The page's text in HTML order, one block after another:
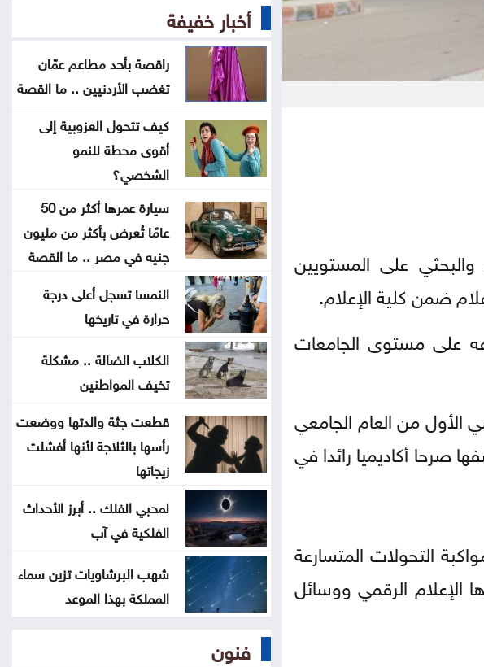
على المستويين
ضمن كلية الإعلام.
على مستوى الجامعات
الأول من العام الجامعي
صرحا أكاديميا رائدا في
التحولات المتسارعة
الإعلام الرقمي ووسائل
تراجع حركة الملاحة عبر مضيق هرمز
تايلاند .. مقتل وإصابة أكثر من 22
شخصاً بحادث إطلاق نار داخل مدرسة
التعاون الخليجي يقف بصف
السعودية في مواجهة اعتداءات الحوثيين
اختتام فعاليات الأسبوع السادس من
معسكرات الحسين للعمل والبناء
الذهب يتجه نحو أكبر مكاسب أسبوعية
منذ أشهر
بعد العدوان الواسع .. الاحتلال
ينسحب من مخيم قلنديا وكفر عقب
المغرب يتعاون لإعادة القُصّر المغاربة
الموجودين لدى إسبانيا
ارتفاع الدولار مقابل الين واليورو
الجمعة
أسعار النفط تواصل ارتفاعها الجمعة
أخبار خفيفة
راقصة بأحد مطاعم عمّان
تغضب الأردنيين .. ما القصة
كيف تتحول العزوبية إلى
أقوى محطة للنمو
الشخصي؟
سيارة عمرها أكثر من 50
عامًا تُعرض بأكثر من مليون
جنيه في مصر .. ما القصة
النمسا تسجل أعلى درجة
حرارة في تاريخها
الكلاب الضالة .. مشكلة
تخيف المواطنين
قطعت جثة والدتها ووضعت
رأسها بالثلاجة لأنها أفشلت
زيجاتها
لمحبي الفلك .. أبرز الأحداث
الفلكية في آب
شهب البرشاويات تزين سماء
المملكة بهذا الموعد
فنون